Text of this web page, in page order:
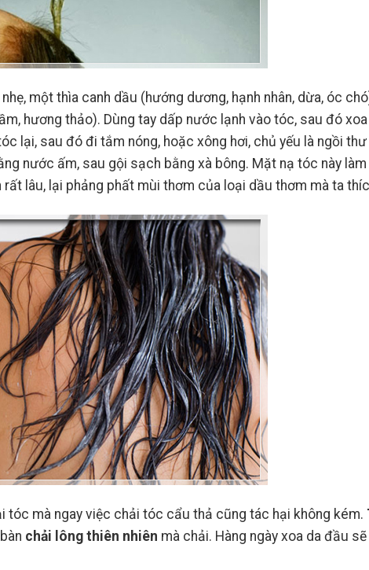
một thìa canh dầu (hướng dương, hạnh nhân, dừa, óc
hương thảo). Dùng tay dấp nước lạnh vào tóc, sau đó xoa
lại, sau đó đi tắm nóng, hoặc xông hơi, chủ yếu là ngồi thư
nước ấm, sau gội sạch bằng xà bông. Mặt nạ tóc này
lâu, lại phảng phất mùi thơm của loại dầu thơm mà ta
tóc mà ngay việc chải tóc cẩu thả cũng tác hại không kém.
chải lông thiên nhiên mà chải. Hàng ngày xoa da đầu